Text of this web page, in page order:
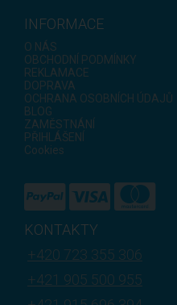
INFORMACE
O NÁS
OBCHODNÍ PODMÍNKY
REKLAMACE
DOPRAVA
OCHRANA OSOBNÍCH ÚDAJŮ
BLOG
ZAMĚSTNÁNÍ
PŘIHLÁŠENÍ
Cookies
KONTAKTY
+420 723 355 306
+421 905 500 955